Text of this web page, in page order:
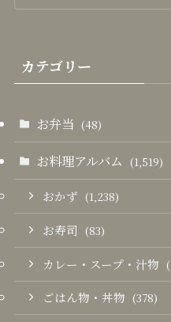
カテゴリー
お弁当 (48)
お料理アルバム (1,519)
おかず (1,238)
お寿司 (83)
カレー・スープ・汁物
ごはん物・丼物 (378)